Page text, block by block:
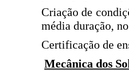
Criação de
média duração,
Certificação de
Mecânica dos